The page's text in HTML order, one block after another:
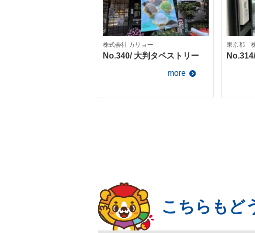
株式会社 カリョー
No.340/ 大判タペストリー
more
東京都
こちらもど